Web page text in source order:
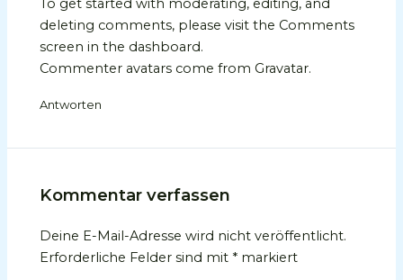
To get started with moderating, editing, and
deleting comments, please visit the Comments
screen in the dashboard.
Commenter avatars come from Gravatar.
Antworten
Kommentar verfassen
Deine E-Mail-Adresse wird nicht veröffentlicht.
Erforderliche Felder sind mit * markiert